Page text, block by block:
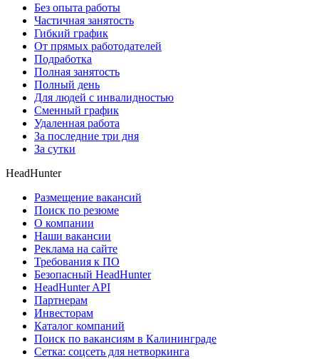
Без опыта работы
Частичная занятость
Гибкий график
От прямых работодателей
Подработка
Полная занятость
Полный день
Для людей с инвалидностью
Сменный график
Удаленная работа
За последние три дня
За сутки
HeadHunter
Размещение вакансий
Поиск по резюме
О компании
Наши вакансии
Реклама на сайте
Требования к ПО
Безопасный HeadHunter
HeadHunter API
Партнерам
Инвесторам
Каталог компаний
Поиск по вакансиям в Калининграде
Сетка: соцсеть для нетворкинга